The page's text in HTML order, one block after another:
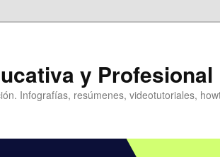
y Profesional
Infografías, resúmenes, videotutoriales,